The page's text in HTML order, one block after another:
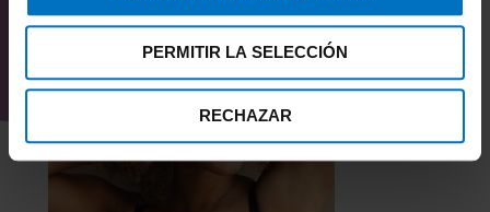
PERMITIR LA SELECCIÓN
RECHAZAR